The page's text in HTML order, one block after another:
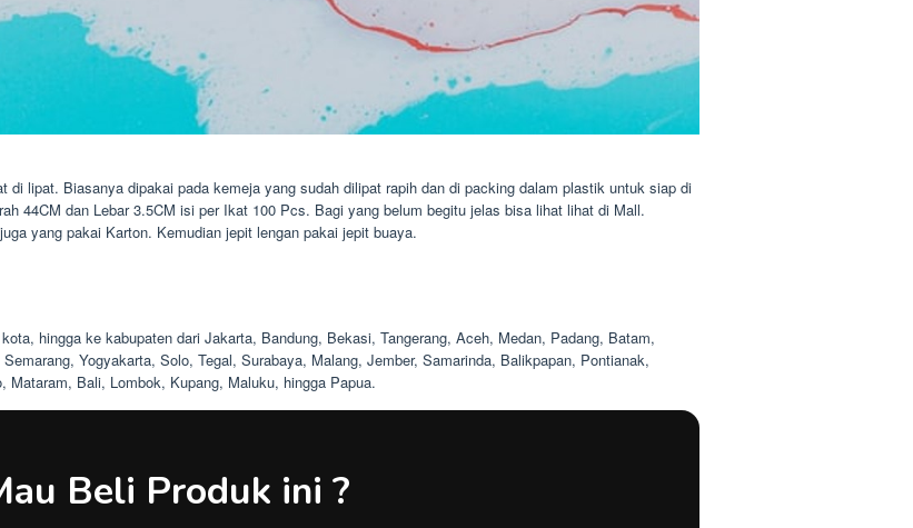
di lipat. Biasanya dipakai pada kemeja yang sudah dilipat rapih dan di packing dalam plastik untuk siap di
44CM dan Lebar 3.5CM isi per Ikat 100 Pcs. Bagi yang belum begitu jelas bisa lihat lihat di Mall.
yang pakai Karton. Kemudian jepit lengan pakai jepit buaya.
hingga ke kabupaten dari Jakarta, Bandung, Bekasi, Tangerang, Aceh, Medan, Padang, Batam,
Yogyakarta, Solo, Tegal, Surabaya, Malang, Jember, Samarinda, Balikpapan, Pontianak,
Bali, Lombok, Kupang, Maluku, hingga Papua.
Beli Produk ini ?